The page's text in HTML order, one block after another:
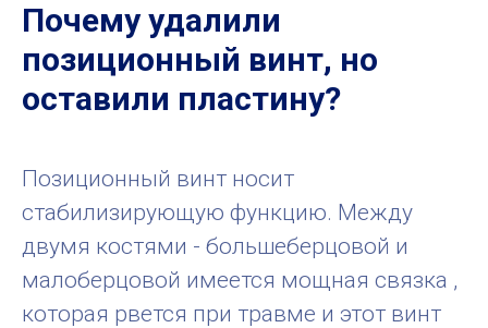
Почему удалили
позиционный винт, но
оставили пластину?
Позиционный винт носит
стабилизирующую функцию. Между
двумя костями - большеберцовой и
малоберцовой имеется мощная связка ,
которая рвется при травме и этот винт